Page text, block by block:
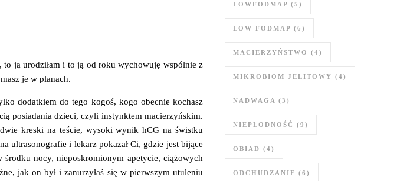
to ją urodziłam i to ją od roku wychowuję wspólnie z
je w planach.
dodatkiem do tego kogoś, kogo obecnie kochasz
posiadania dzieci, czyli instynktem macierzyńskim.
kreski na teście, wysoki wynik hCG na świstku
ultrasonografie i lekarz pokazał Ci, gdzie jest bijące
środku nocy, nieposkromionym apetycie, ciążowych
jak on był i zanurzyłaś się w pierwszym utuleniu
LOWFODMAP (5)
LOW FODMAP (6)
MACIERZYŃSTWO (4)
MIKROBIOM JELITOWY (4)
NADWAGA (3)
NIEPŁODNOŚĆ (9)
OBIAD (4)
ODCHUDZANIE (6)